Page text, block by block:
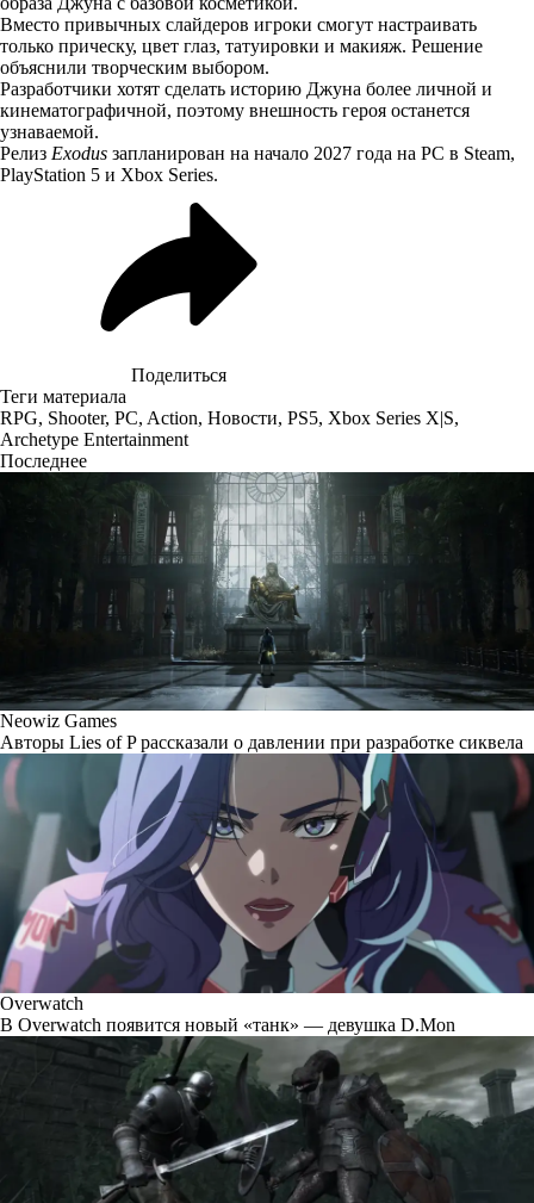
Вместо привычных слайдеров игроки смогут настраивать
только прическу, цвет глаз, татуировки и макияж. Решение
объяснили творческим выбором.
Разработчики хотят сделать историю Джуна более личной и
кинематографичной, поэтому внешность героя останется
узнаваемой.
Релиз Exodus запланирован на начало 2027 года на PC в Steam,
PlayStation 5 и Xbox Series.
Поделиться
Теги материала
RPG, Shooter, PC, Action, Новости, PS5, Xbox Series X|S,
Archetype Entertainment
Последнее
Neowiz Games
Авторы Lies of P рассказали о давлении при разработке сиквела
Overwatch
В Overwatch появится новый «танк» — девушка D.Mon